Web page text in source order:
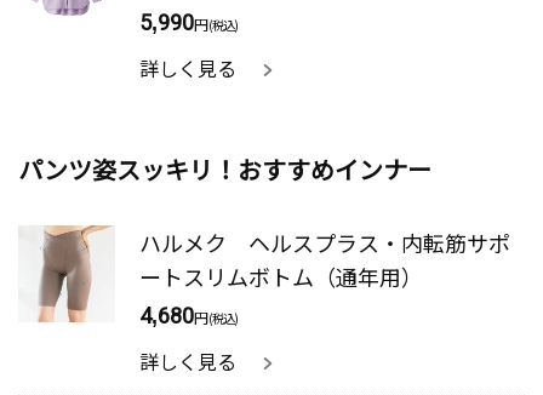
5,990円(税込)
詳しく見る
パンツ姿スッキリ！おすすめインナー
ハルメク ヘルスプラス・内転筋サポ
ートスリムボトム（通年用）
4,680円(税込)
詳しく見る